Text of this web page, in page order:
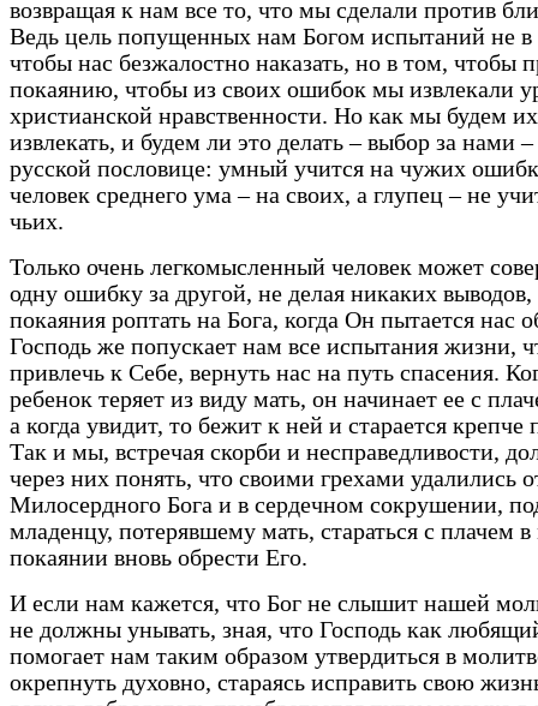
возвращая к нам все то, что мы сделали против
Ведь цель попущенных нам Богом испытаний не в
чтобы нас безжалостно наказать, но в том, чтобы
покаянию, чтобы из своих ошибок мы извлекали
христианской нравственности. Но как мы будем их
извлекать, и будем ли это делать – выбор за нами
русской пословице: умный учится на чужих
человек среднего ума – на своих, а глупец – не
чьих.
Только очень легкомысленный человек может
одну ошибку за другой, не делая никаких
покаяния роптать на Бога, когда Он пытается нас
Господь же попускает нам все испытания жизни,
привлечь к Себе, вернуть нас на путь спасения.
ребенок теряет из виду мать, он начинает ее с
а когда увидит, то бежит к ней и старается крепче
Так и мы, встречая скорби и несправедливости,
через них понять, что своими грехами удалились
Милосердного Бога и в сердечном сокрушении,
младенцу, потерявшему мать, стараться с плачем
покаянии вновь обрести Его.
И если нам кажется, что Бог не слышит нашей
не должны унывать, зная, что Господь как
помогает нам таким образом утвердиться в
окрепнуть духовно, стараясь исправить свою